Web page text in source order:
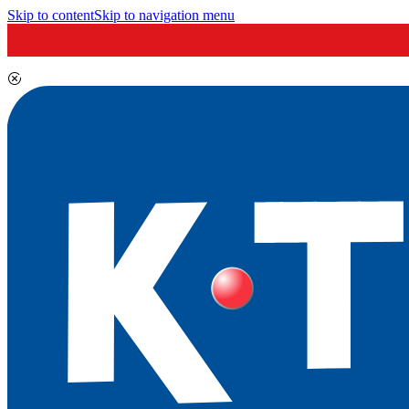
Skip to contentSkip to navigation menu